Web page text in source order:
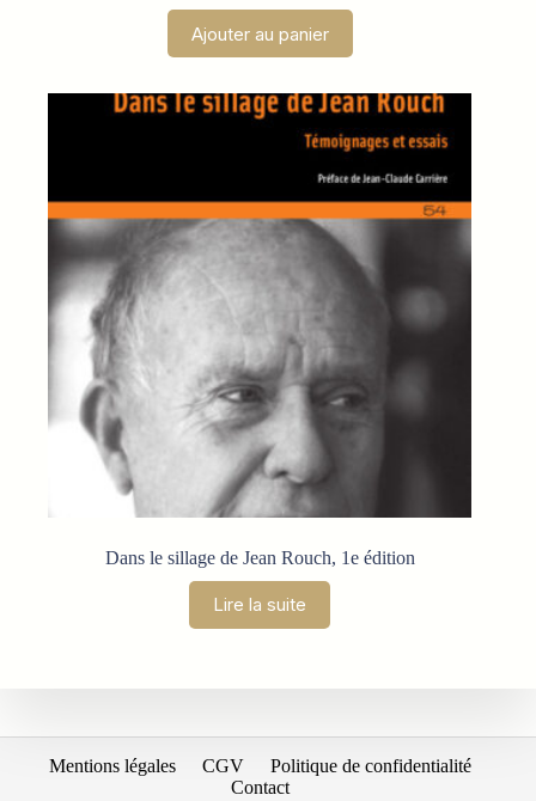
Ajouter au panier
Dans le sillage de Jean Rouch, 1e édition
Lire la suite
Mentions légales CGV
Politique de confidentialité
Contact